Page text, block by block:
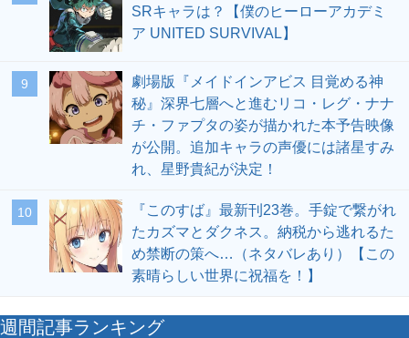
SRキャラは？【僕のヒーローアカデミ
ア UNITED SURVIVAL】
9
劇場版『メイドインアビス 目覚める神
秘』深界七層へと進むリコ・レグ・ナナ
チ・ファプタの姿が描かれた本予告映像
が公開。追加キャラの声優には諸星すみ
れ、星野貴紀が決定！
10
『このすば』最新刊23巻。手錠で繋がれ
たカズマとダクネス。納税から逃れるた
め禁断の策へ…（ネタバレあり）【この
素晴らしい世界に祝福を！】
週間記事ランキング